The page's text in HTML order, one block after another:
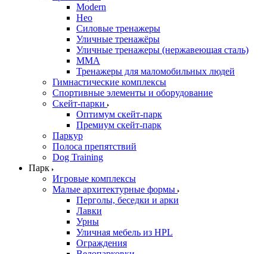
Modern
Нео
Силовые тренажеры
Уличные тренажёры
Уличные тренажеры (нержавеющая сталь)
ММА
Тренажеры для маломобильных людей
Гимнастические комплексы
Спортивные элементы и оборудование
Скейт-парки
Оптимум скейт-парк
Премиум скейт-парк
Паркур
Полоса препятствий
Dog Training
Парк
Игровые комплексы
Малые архитектурные формы
Перголы, беседки и арки
Лавки
Урны
Уличная мебель из HPL
Ограждения